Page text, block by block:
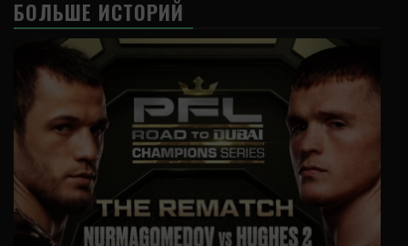
БОЛЬШЕ ИСТОРИЙ